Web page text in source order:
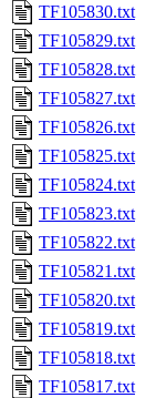
TF105830.txt
TF105829.txt
TF105828.txt
TF105827.txt
TF105826.txt
TF105825.txt
TF105824.txt
TF105823.txt
TF105822.txt
TF105821.txt
TF105820.txt
TF105819.txt
TF105818.txt
TF105817.txt